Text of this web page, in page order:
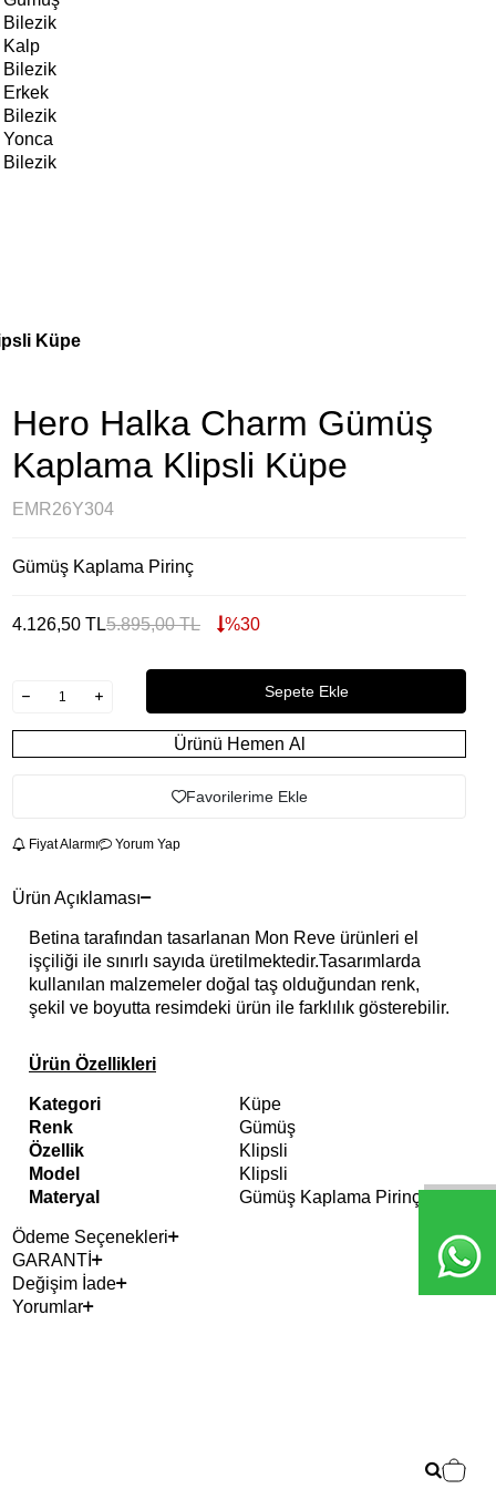
Bilezik
Kalp
Bilezik
Erkek
Bilezik
Yonca
Bilezik
Küpe
Hero Halka Charm Gümüş
Kaplama Klipsli Küpe
EMR26Y304
Gümüş Kaplama Pirinç
4.126,50 TL5.895,00TL %30
Sepete Ekle
Ürünü Hemen Al
Favorilerime Ekle
Fiyat Alarmı Yorum Yap
Ürün Açıklaması
Betina tarafından tasarlanan Mon Reve ürünleri el
işçiliği ile sınırlı sayıda üretilmektedir.Tasarımlarda
kullanılan malzemeler doğal taş olduğundan renk,
şekil ve boyutta resimdeki ürün ile farklılık gösterebilir.
Ürün Özellikleri
Kategori
Küpe
Renk
Gümüş
Özellik
Klipsli
Model
Klipsli
Materyal
Gümüş Kaplama Pirinç
Ödeme Seçenekleri
GARANTİ
Değişim İade
Yorumlar